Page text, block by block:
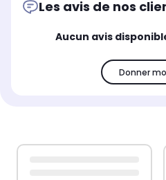
Les avis de nos
Aucun avis
Donner